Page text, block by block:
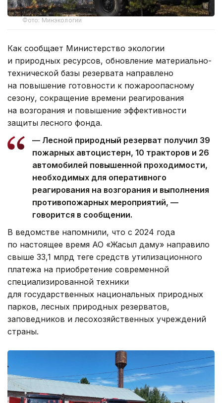
Фото: Минэкологии
Как сообщает Министерство экологии
и природных ресурсов, обновление материально-
технической базы резервата направлено
на повышение готовности к пожароопасному
сезону, сокращение времени реагирования
на возгорания и повышение эффективности
защиты лесного фонда.
— Лесной природный резерват получил 39
пожарных автоцистерн, 10 тракторов и 26
автомобилей повышенной проходимости,
необходимых для оперативного
реагирования на возгорания и выполнения
противопожарных мероприятий, —
говорится в сообщении.
В ведомстве напомнили, что с 2024 года
по настоящее время АО «Жасыл даму» направило
свыше 33,1 млрд теңге средств утилизационного
платежа на приобретение современной
специализированной техники
для государственных национальных природных
парков, лесных природных резерватов,
заповедников и лесохозяйственных учреждений
страны.